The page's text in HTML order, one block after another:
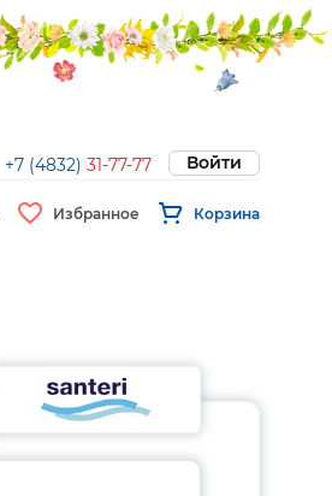
+7 (4832) 31-77-77 Войти
Избранное Корзина